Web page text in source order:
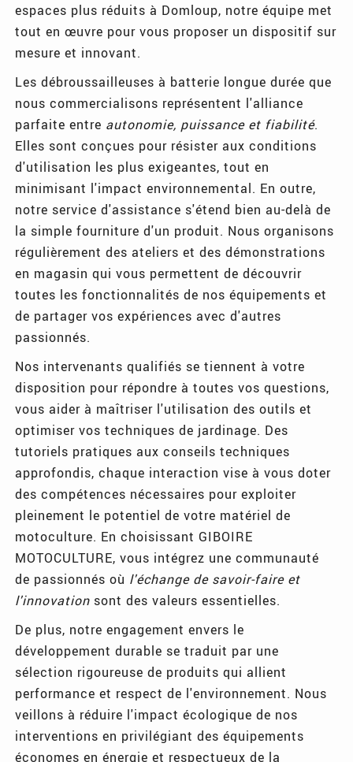
espaces plus réduits à Domloup, notre équipe met
tout en œuvre pour vous proposer un dispositif sur
mesure et innovant.
Les débroussailleuses à batterie longue durée que
nous commercialisons représentent l'alliance
parfaite entre autonomie, puissance et fiabilité.
Elles sont conçues pour résister aux conditions
d'utilisation les plus exigeantes, tout en
minimisant l'impact environnemental. En outre,
notre service d'assistance s'étend bien au-delà de
la simple fourniture d'un produit. Nous organisons
régulièrement des ateliers et des démonstrations
en magasin qui vous permettent de découvrir
toutes les fonctionnalités de nos équipements et
de partager vos expériences avec d'autres
passionnés.
Nos intervenants qualifiés se tiennent à votre
disposition pour répondre à toutes vos questions,
vous aider à maîtriser l'utilisation des outils et
optimiser vos techniques de jardinage. Des
tutoriels pratiques aux conseils techniques
approfondis, chaque interaction vise à vous doter
des compétences nécessaires pour exploiter
pleinement le potentiel de votre matériel de
motoculture. En choisissant GIBOIRE
MOTOCULTURE, vous intégrez une communauté
de passionnés où l'échange de savoir-faire et
l'innovation sont des valeurs essentielles.
De plus, notre engagement envers le
développement durable se traduit par une
sélection rigoureuse de produits qui allient
performance et respect de l'environnement. Nous
veillons à réduire l'impact écologique de nos
interventions en privilégiant des équipements
économes en énergie et respectueux de la